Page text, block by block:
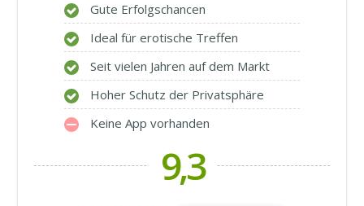
Gute Erfolgschancen
Ideal für erotische Treffen
Seit vielen Jahren auf dem Markt
Hoher Schutz der Privatsphäre
Keine App vorhanden
9,3